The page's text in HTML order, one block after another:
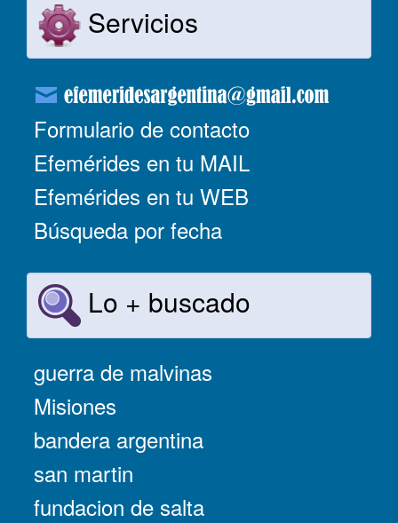
Servicios
Formulario de contacto
Efemérides en tu MAIL
Efemérides en tu WEB
Búsqueda por fecha
Lo + buscado
guerra de malvinas
Misiones
bandera argentina
san martin
fundacion de salta